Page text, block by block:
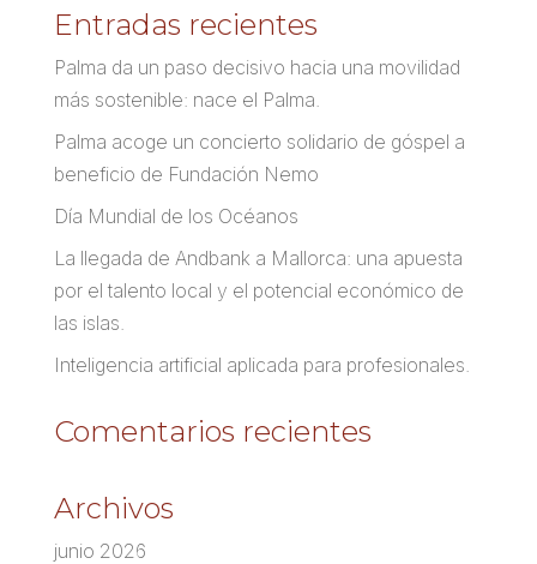
Entradas recientes
Palma da un paso decisivo hacia una movilidad
más sostenible: nace el Palma.
Palma acoge un concierto solidario de góspel a
beneficio de Fundación Nemo
Día Mundial de los Océanos
La llegada de Andbank a Mallorca: una apuesta
por el talento local y el potencial económico de
las islas.
Inteligencia artificial aplicada para profesionales.
Comentarios recientes
Archivos
junio 2026